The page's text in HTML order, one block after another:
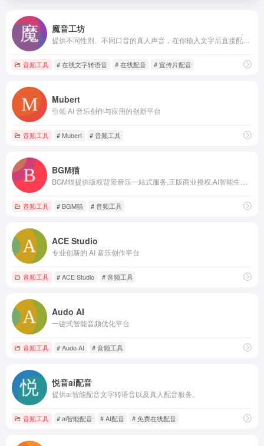
魔音工坊
音频工具 # 在线文字转语音 # 在线配音 # 宣传片配音
Mubert
引领 AI 音乐创作与应用的创新平台
音频工具 # Mubert # 音频工具
BGM猫
音频工具 # BGM猫 # 音频工具
ACE Studio
专业创新的 AI 音乐创作平台
音频工具 # ACE Studio # 音频工具
Audo AI
一键式智能音频优化平台
音频工具 # Audo AI # 音频工具
悦音ai配音
提供ai智能配音文字转语音以及真人配音服务。
音频工具 # ai智能配音 # AI配音 # 免费在线配音